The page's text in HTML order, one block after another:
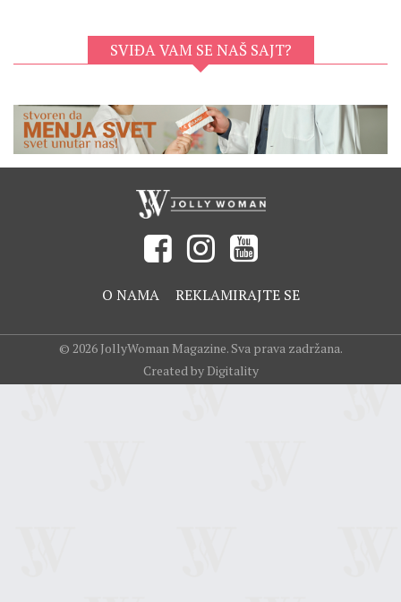
SVIĐA VAM SE NAŠ SAJT?
O NAMA REKLAMIRAJTE SE
© 2026 JollyWoman Magazine. Sva prava zadržana.
Created by Digitality